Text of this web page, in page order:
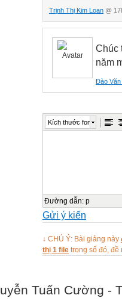
Trịnh Thị Kim Loan @
Chúc
năm
Đào Văn
Kích thước font
Đường dẫn: p
Gửi ý kiến
↓ CHÚ Ý: Bài giảng này
thị 1 file trong số đó, đề
Tuấn Cường -